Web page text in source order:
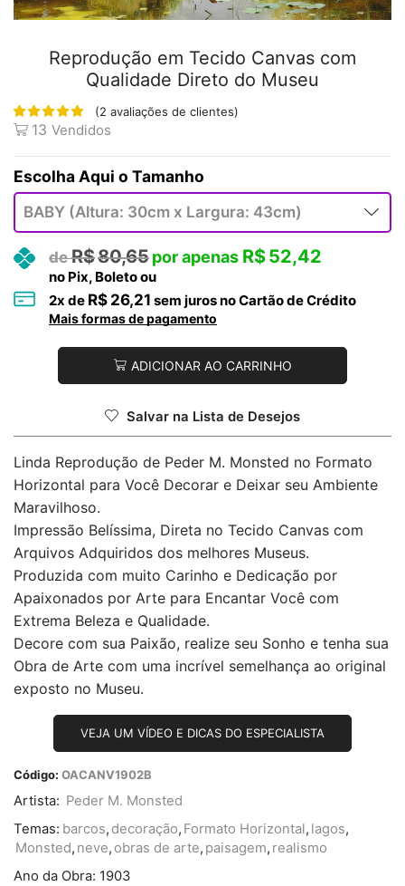
Reprodução em Tecido Canvas com
Qualidade Direto do Museu
(2 avaliações de clientes)
13 Vendidos
Tamanho
R$80,65 R$52,42
no Pix, Boleto ou
2x de R$ 26,21 sem juros no Cartão de Crédito
Mais formas de pagamento
ADICIONAR AO CARRINHO
Salvar na Lista de Desejos
Linda Reprodução de Peder M. Monsted no Formato
Horizontal para Você Decorar e Deixar seu Ambiente
Maravilhoso.
Impressão Belíssima, Direta no Tecido Canvas com
Arquivos Adquiridos dos melhores Museus.
Produzida com muito Carinho e Dedicação por
Apaixonados por Arte para Encantar Você com
Extrema Beleza e Qualidade.
Decore com sua Paixão, realize seu Sonho e tenha sua
Obra de Arte com uma incrível semelhança ao original
exposto no Museu.
VEJA UM VÍDEO E DICAS DO ESPECIALISTA
Código: OACANV1902B
Artista: Peder M. Monsted
Temas: barcos, decoração, Formato Horizontal, lagos,
Monsted, neve, obras de arte, paisagem, realismo
Ano da Obra: 1903